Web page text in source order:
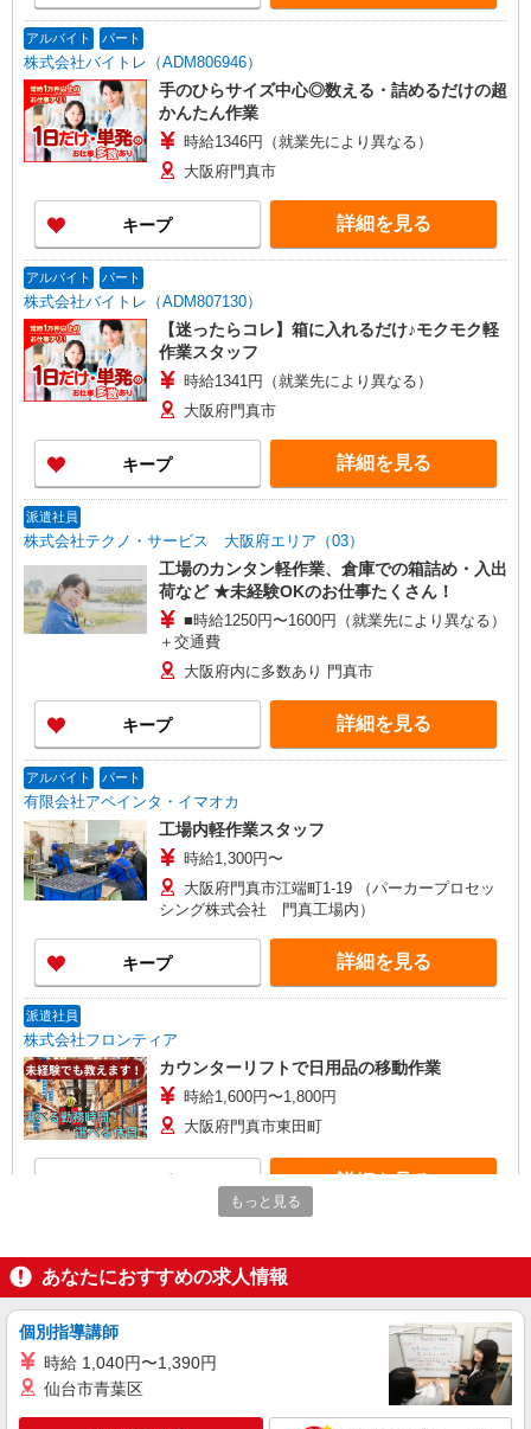
アルバイト パート
株式会社バイトレ（ADM806946）
手のひらサイズ中心◎数える・詰めるだけの超
かんたん作業
時給1346円（就業先により異なる）
大阪府門真市
キープ 詳細を見る
アルバイト パート
株式会社バイトレ（ADM807130）
【迷ったらコレ】箱に入れるだけ♪モクモク軽
作業スタッフ
時給1341円（就業先により異なる）
大阪府門真市
キープ 詳細を見る
派遣社員
株式会社テクノ・サービス 大阪府エリア（03）
工場のカンタン軽作業、倉庫での箱詰め・入出
荷など ★未経験OKのお仕事たくさん！
■時給1250円〜1600円（就業先により異なる）
＋交通費
大阪府内に多数あり 門真市
キープ 詳細を見る
アルバイト パート
有限会社アペインタ・イマオカ
工場内軽作業スタッフ
時給1,300円〜
大阪府門真市江端町1-19 （パーカープロセッ
シング株式会社 門真工場内）
キープ 詳細を見る
派遣社員
株式会社フロンティア
カウンターリフトで日用品の移動作業
時給1,600円〜1,800円
大阪府門真市東田町
詳細を見る
株式会社テクノ・サービス/お仕事No/0915495
検品・仕分け・出荷
時給1400円交通費全額支給
キープ 詳細を見る
もっと見る
あなたにおすすめの求人情報
個別指導講師
時給 1,040円〜1,390円
仙台市青葉区